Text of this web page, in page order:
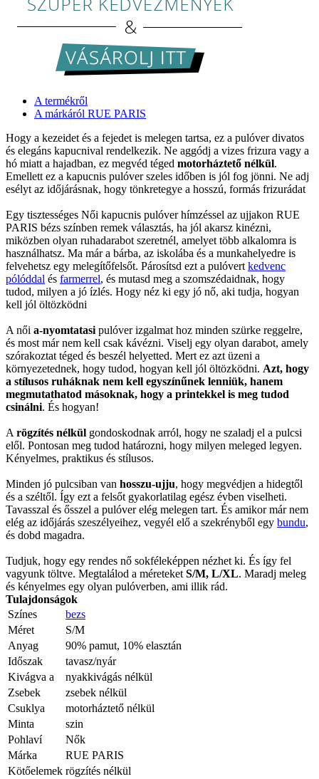
A termékről
A márkáról RUE PARIS
Hogy a kezeidet és a fejedet is melegen tartsa, ez a pulóver divatos
és elegáns kapucnival rendelkezik. Ne aggódj a vizes frizura vagy a
hó miatt a hajadban, ez megvéd téged motorháztető nélkül.
Emellett ez a kapucnis pulóver szeles időben is jól fog jönni. Ne adj
esélyt az időjárásnak, hogy tönkretegye a hosszú, formás frizurádat
Egy tisztességes Női kapucnis pulóver hímzéssel az ujjakon RUE
PARIS bézs színben remek választás, ha jól akarsz kinézni,
miközben olyan ruhadarabot szeretnél, amelyet több alkalomra is
használhatsz. Ma már a bárba, az iskolába és a munkahelyedre is
felvehetsz egy melegítőfelsőt. Párosítsd ezt a pulóvert kedvenc
pólóddal és farmerrel, és mutasd meg a szomszédaidnak, hogy
tudod, milyen a jó ízlés. Hogy néz ki egy jó nő, aki tudja, hogyan
kell jól öltözködni
A női a-nyomtatasi pulóver izgalmat hoz minden szürke reggelre,
és most már nem kell csak kávézni. Viselj egy olyan darabot, amely
szórakoztat téged és beszél helyetted. Mert ez azt üzeni a
környezetednek, hogy tudod, hogyan kell jól öltözködni. Azt, hogy
a stílusos ruháknak nem kell egyszínűnek lenniük, hanem
megmutathatod másoknak, hogy a printekkel is meg tudod
csinálni. És hogyan!
A rögzítés nélkül gondoskodnak arról, hogy ne szaladj el a pulcsi
elől. Pontosan meg tudod határozni, hogy milyen meleged legyen.
Kényelmes, praktikus és stílusos.
Minden jó pulcsiban van hosszu-ujju, hogy megvédjen a hidegtől
és a széltől. Így ezt a felsőt gyakorlatilag egész évben viselheti.
Tavasszal és ősszel a pulóver elég melegen tart. És amikor már nem
elég az időjárás szeszélyeihez, vegyél elő a szekrényből egy bundu,
és dobd magadra.
Tudjuk, hogy egy rendes nő sokféleképpen nézhet ki. És így fel
vagyunk töltve. Megtalálod a méreteket S/M, L/XL. Maradj meleg
és kényelmes egy olyan pulóverben, ami illik rád.
Tulajdonságok
Színes
bezs
Méret
S/M
Anyag
90% pamut, 10% elasztán
Időszak
tavasz/nyár
Kivágva a
nyakkivágás nélkül
Zsebek
zsebek nélkül
Csuklya
motorháztető nélkül
Minta
szin
Pohlaví
Nők
Márka
RUE PARIS
Kötőelemek rögzítés nélkül